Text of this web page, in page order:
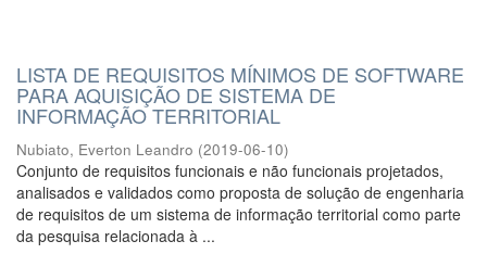
LISTA DE REQUISITOS MÍNIMOS DE SOFTWARE
PARA AQUISIÇÃO DE SISTEMA DE
INFORMAÇÃO TERRITORIAL
Nubiato, Everton Leandro (2019-06-10)
Conjunto de requisitos funcionais e não funcionais projetados,
analisados e validados como proposta de solução de engenharia
de requisitos de um sistema de informação territorial como parte
da pesquisa relacionada à ...